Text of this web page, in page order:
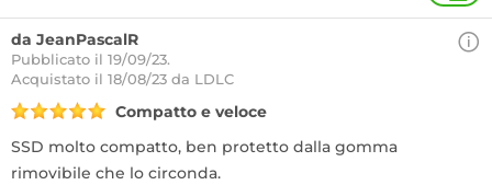
da JeanPascalR
Pubblicato il 19/09/23.
Acquistato il 18/08/23 da LDLC
Compatto e veloce
SSD molto compatto, ben protetto dalla gomma
rimovibile che lo circonda.